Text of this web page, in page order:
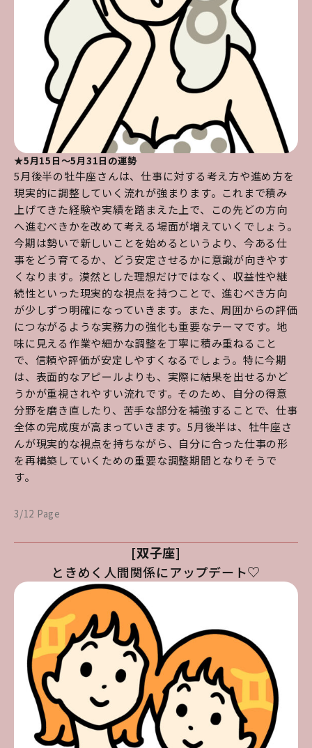
★5月15日～5月31日の運勢
5月後半の牡牛座さんは、仕事に対する考え方や進め方を
現実的に調整していく流れが強まります。これまで積み
上げてきた経験や実績を踏まえた上で、この先どの方向
へ進むべきかを改めて考える場面が増えていくでしょう。
今期は勢いで新しいことを始めるというより、今ある仕
事をどう育てるか、どう安定させるかに意識が向きやす
くなります。漠然とした理想だけではなく、収益性や継
続性といった現実的な視点を持つことで、進むべき方向
が少しずつ明確になっていきます。また、周囲からの評価
につながるような実務力の強化も重要なテーマです。地
味に見える作業や細かな調整を丁寧に積み重ねること
で、信頼や評価が安定しやすくなるでしょう。特に今期
は、表面的なアピールよりも、実際に結果を出せるかど
うかが重視されやすい流れです。そのため、自分の得意
分野を磨き直したり、苦手な部分を補強することで、仕事
全体の完成度が高まっていきます。5月後半は、牡牛座さ
んが現実的な視点を持ちながら、自分に合った仕事の形
を再構築していくための重要な調整期間となりそうで
す。
3/12 Page
[双子座]
ときめく人間関係にアップデート♡